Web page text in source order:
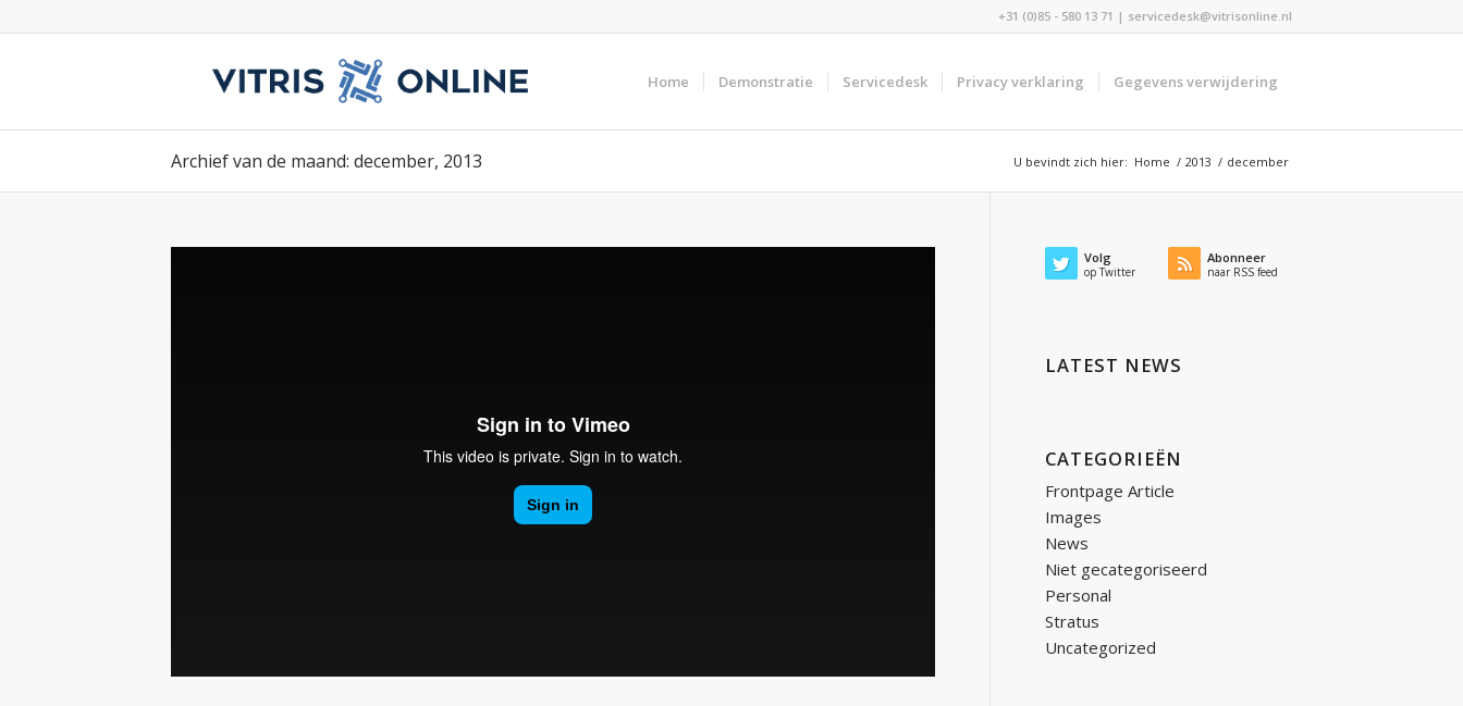
+31 (0)85 - 580 13 71 | servicedesk@vitrisonline.nl
Home Demonstratie Servicedesk Privacy verklaring Gegevens verwijdering
Archief van de maand: december, 2013 U bevindt zich hier: Home / 2013 / december
Volg
op Twitter
Abonneer
naar RSS feed
LATEST NEWS
CATEGORIEËN
Frontpage Article
Images
News
Niet gecategoriseerd
Personal
Stratus
Uncategorized